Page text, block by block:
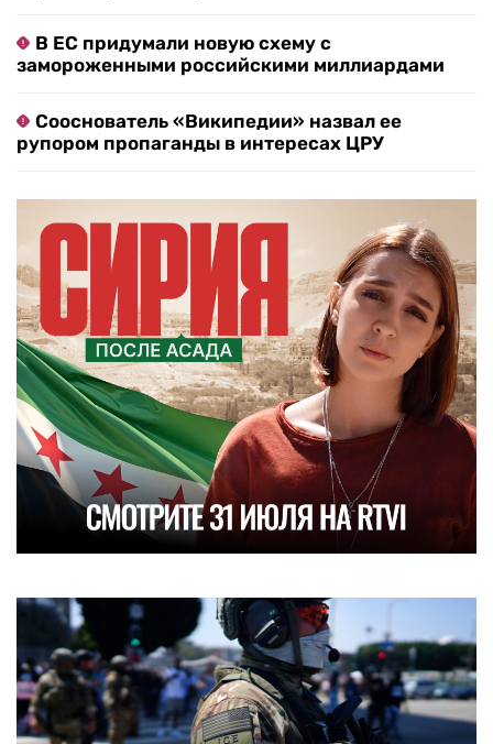
В ЕС придумали новую схему с
замороженными российскими миллиардами
Сооснователь «Википедии» назвал ее
рупором пропаганды в интересах ЦРУ